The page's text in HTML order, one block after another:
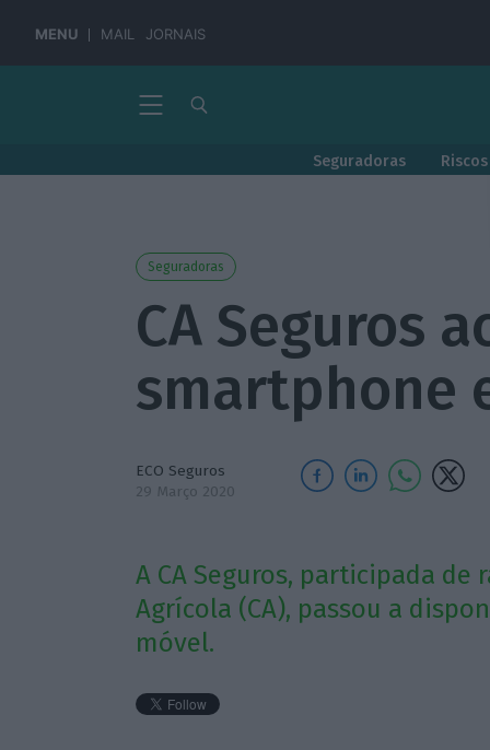
MENU MAIL JORNAIS
Seguradoras
Seguradoras
CA Seguros
smartphone
ECO Seguros
29 Março 2020
A CA Seguros, participada de
Agrícola (CA), passou a
móvel.